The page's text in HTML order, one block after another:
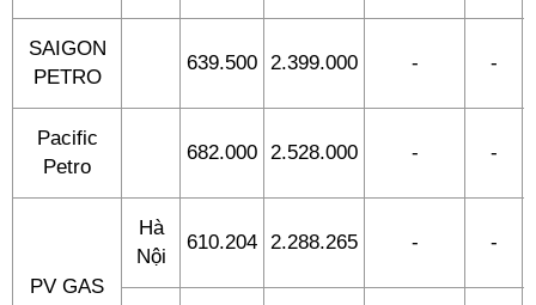
SAIGON
PETRO
639.500 2.399.000 - -
Pacific
Petro
682.000 2.528.000 - -
PV GAS
Hà
Nội
610.204 2.288.265 - -